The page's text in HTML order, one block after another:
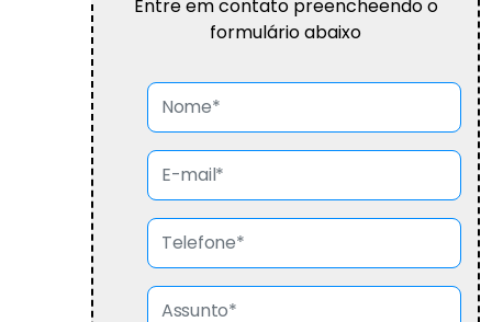
Entre em contato preencheendo o
formulário abaixo